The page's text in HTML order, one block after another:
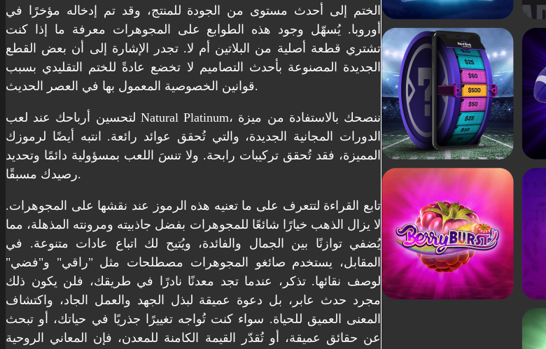
الختم إلى أحدث مستوى من الجودة للمنتج، وقد تم إدخاله مؤخرًا في
أوروبا. يُسهّل وجود هذه الطوابع على المجوهرات معرفة ما إذا كنت
تشتري قطعة أصلية من البلاتين أم لا. تجدر الإشارة إلى أن بعض القطع
الجديدة المصنوعة بأحدث التصاميم لا تخضع عادةً للختم التقليدي بسبب
قوانين الخصوصية المعمول بها في العصر الحديث.
لتحسين أرباحك عند لعب Natural Platinum، ننصحك بالاستفادة من ميزة
الدورات المجانية الجديدة، والتي تُحقق عوائد رائعة. انتبه أيضًا لرموزك
المميزة، فقد تُحقق تركيبات رابحة. ولا تنسَ اللعب بمسؤولية دائمًا وتحديد
رصيدك مسبقًا.
تابع القراءة لتتعرف على ما تعنيه هذه الرموز عند نقشها على المجوهرات.
لا يزال الذهب خيارًا شائعًا للمجوهرات بفضل جاذبيته ومرونته المذهلة، مما
يُضفي توازنًا بين الجمال والفائدة، ويُتيح لك اتباع عادات متنوعة. في
المقابل، يستخدم صائغو المجوهرات مصطلحات مثل "راقي" و"فضي"
لوصف نقائها. تذكر، عندما تجد معدنًا نادرًا في طريقك، فلن يكون ذلك
مجرد حدث عابر، بل دعوة عميقة لبذل الجهد والعمل الجاد، واكتشاف
المعنى العميق للحياة. سواء كنت تُواجه تغييرًا جذريًا في حياتك، أو تبحث
عن حقائق عميقة، أو تُقدّر القيمة الكامنة للمعدن، فإن المعاني الروحية